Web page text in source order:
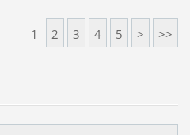
1 2 3 4 5 > >>